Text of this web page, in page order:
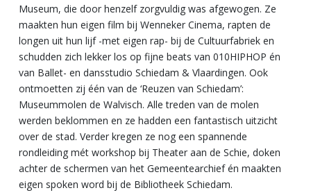
Museum, die door henzelf zorgvuldig was afgewogen. Ze
maakten hun eigen film bij Wenneker Cinema, rapten de
longen uit hun lijf -met eigen rap- bij de Cultuurfabriek en
schudden zich lekker los op fijne beats van 010HIPHOP én
van Ballet- en dansstudio Schiedam & Vlaardingen. Ook
ontmoetten zij één van de ‘Reuzen van Schiedam’:
Museummolen de Walvisch. Alle treden van de molen
werden beklommen en ze hadden een fantastisch uitzicht
over de stad. Verder kregen ze nog een spannende
rondleiding mét workshop bij Theater aan de Schie, doken
achter de schermen van het Gemeentearchief én maakten
eigen spoken word bij de Bibliotheek Schiedam.